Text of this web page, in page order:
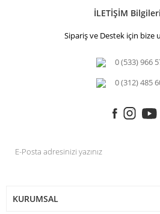
İLETİŞİM
Sipariş ve Destek için bize
0 (533) 966
0 (312) 485
KURUMSAL